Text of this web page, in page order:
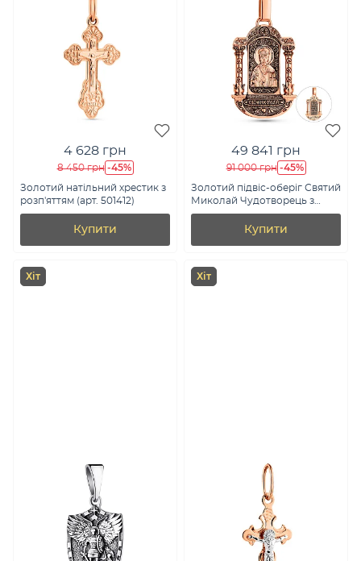
4 628 грн
8 450 грн -45%
Золотий натільний хрестик з
розп'яттям (арт. 501412)
Купити
49 841 грн
91 000 грн -45%
Золотий підвіс-оберіг Святий
Миколай Чудотворець з
молитвою (арт. 4401017ч)
Купити
Хіт Хіт